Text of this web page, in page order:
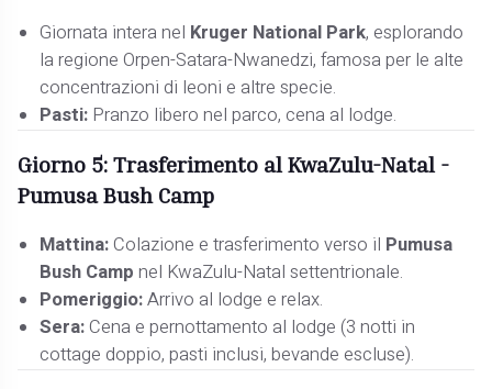
Giornata intera nel Kruger National Park, esplorando
la regione Orpen-Satara-Nwanedzi, famosa per le alte
concentrazioni di leoni e altre specie.
Pasti: Pranzo libero nel parco, cena al lodge.
Giorno 5: Trasferimento al KwaZulu-Natal -
Pumusa Bush Camp
Mattina:Colazione e trasferimento verso il Pumusa
Bush Camp nel KwaZulu-Natal settentrionale.
Pomeriggio:Arrivo al lodge e relax.
Sera:Cena e pernottamento al lodge (3 notti in
cottage doppio, pasti inclusi, bevande escluse).